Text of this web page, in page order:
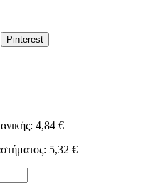
Pinterest
: 4,84 €
: 5,32 €